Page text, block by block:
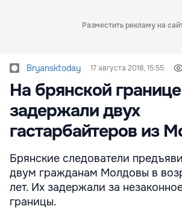
Разместить рекламу на
Bryansktoday 17 августа 2018, 15:55
На брянской границе
задержали двух
гастарбайтеров из
Брянские следователи
двум гражданам Молдовы в
лет. Их задержали за
границы.